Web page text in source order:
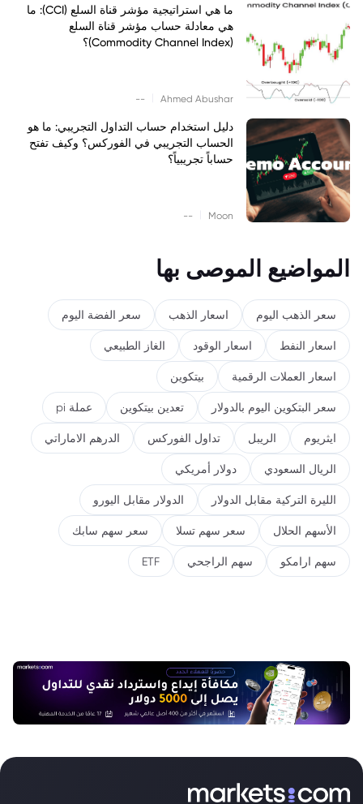
ما هي استراتيجية مؤشر قناة السلع (CCI): ما
هي معادلة حساب مؤشر قناة السلع
(Commodity Channel Index)؟
Ahmed Abushar
--
دليل استخدام حساب التداول التجريبي: ما هو
الحساب التجريبي في الفوركس؟ وكيف تفتح
حساباً تجريبياً؟
Moon
--
المواضيع الموصى بها
سعر الذهب اليوم اسعار الذهب سعر الفضة اليوم
اسعار النفط اسعار الوقود الغاز الطبيعي
اسعار العملات الرقمية بيتكوين
سعر البتكوين اليوم بالدولار تعدين بيتكوين عملة pi
ايثريوم الريبل تداول الفوركس الدرهم الاماراتي
الريال السعودي دولار أمريكي
الليرة التركية مقابل الدولار الدولار مقابل اليورو
الأسهم الحلال سعر سهم تسلا سعر سهم سابك
سهم ارامكو سهم الراجحي ETF